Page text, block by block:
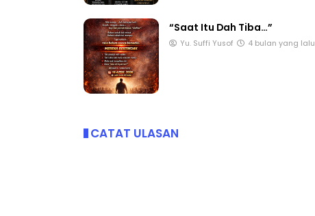
“Saat Itu Dah Tiba…”
Yu. Suffi Yusof 4 bulan yang lalu
CATAT ULASAN